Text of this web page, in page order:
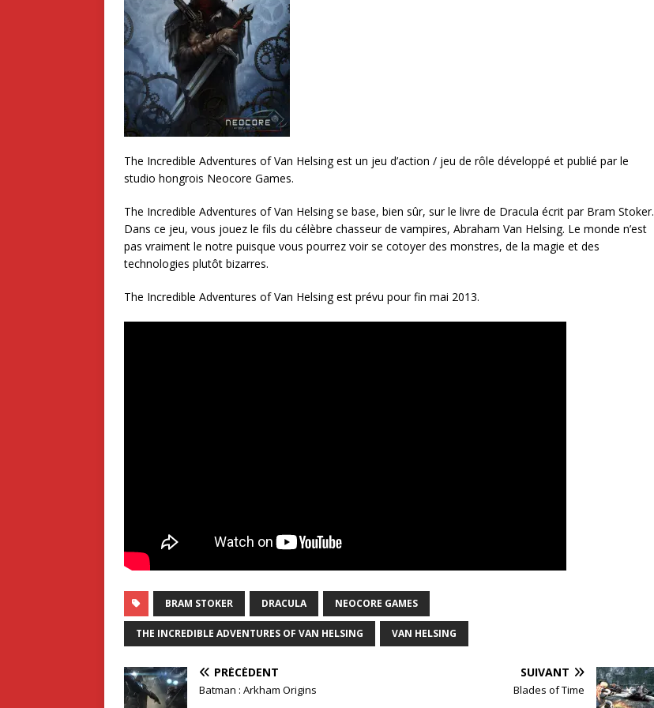
The Incredible Adventures of Van Helsing est un jeu d’action / jeu de rôle développé et publié par le
studio hongrois Neocore Games.
The Incredible Adventures of Van Helsing se base, bien sûr, sur le livre de Dracula écrit par Bram Stoker.
Dans ce jeu, vous jouez le fils du célèbre chasseur de vampires, Abraham Van Helsing. Le monde n’est
pas vraiment le notre puisque vous pourrez voir se cotoyer des monstres, de la magie et des
technologies plutôt bizarres.
The Incredible Adventures of Van Helsing est prévu pour fin mai 2013.
BRAM STOKER DRACULA NEOCORE GAMES
THE INCREDIBLE ADVENTURES OF VAN HELSING VAN HELSING
PRÉCÉDENT
Batman : Arkham Origins
SUIVANT
Blades of Time